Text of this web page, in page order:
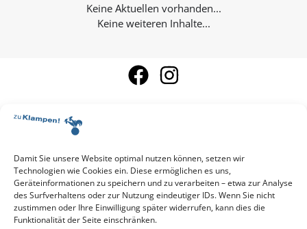
Damit Sie unsere Website optimal nutzen können, setzen wir
Technologien wie Cookies ein. Diese ermöglichen es uns,
Geräteinformationen zu speichern und zu verarbeiten – etwa zur Analyse
des Surfverhaltens oder zur Nutzung eindeutiger IDs. Wenn Sie nicht
zustimmen oder Ihre Einwilligung später widerrufen, kann dies die
Funktionalität der Seite einschränken.
Keine weiteren Inhalte...
Aktuelle Vorschau
Entdecken Sie das aktuelle zu-Klampen!-Verlagsprogramm.
Hier finden Sie die Verlagsvorschau – einfach direkt online
reinlesen oder herunterladen.
Download: Vorschau zu Klampen! Herbst 2026
Mehr aktuelle Vorschauen ansehen